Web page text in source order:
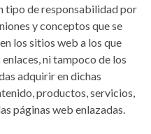
tipo de responsabilidad por
y conceptos que se
los sitios web a los que
ni tampoco de los
adquirir en dichas
productos, servicios,
páginas web enlazadas.